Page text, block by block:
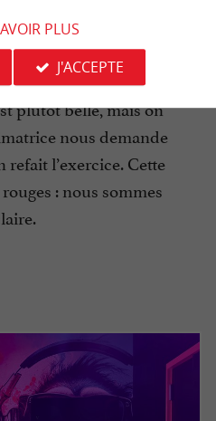
les émotions
est foncée, plus la
ou inquiète.
plutôt belle, mais on
nous demande
l’exercice. Cette
: nous sommes
PLUS
J'ACCEPTE